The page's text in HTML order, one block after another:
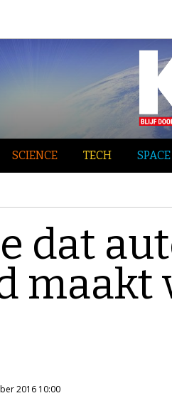
SCIENCE TECH SPACE
dat
maakt
2016 10:00